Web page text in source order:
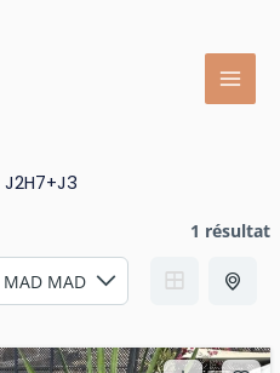
J2H7+J3
1 résultat